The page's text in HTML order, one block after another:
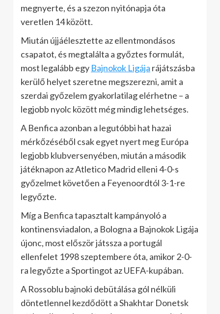
megnyerte, és a szezon nyitónapja óta
veretlen 14 között.
Miután újjáélesztette az ellentmondásos
csapatot, és megtalálta a győztes formulát,
most legalább egy Bajnokok Ligája rájátszásba
kerülő helyet szeretne megszerezni, amit a
szerdai győzelem gyakorlatilag elérhetne – a
legjobb nyolc között még mindig lehetséges.
A Benfica azonban a legutóbbi hat hazai
mérkőzéséből csak egyet nyert meg Európa
legjobb klubversenyében, miután a második
játéknapon az Atletico Madrid elleni 4-0-s
győzelmet követően a Feyenoordtól 3-1-re
legyőzte.
Míg a Benfica tapasztalt kampányoló a
kontinensviadalon, a Bologna a Bajnokok Ligája
újonc, most először játssza a portugál
ellenfelet 1998 szeptembere óta, amikor 2-0-
ra legyőzte a Sportingot az UEFA-kupában.
A Rossoblu bajnoki debütálása gól nélküli
döntetlennel kezdődött a Shakhtar Donetsk